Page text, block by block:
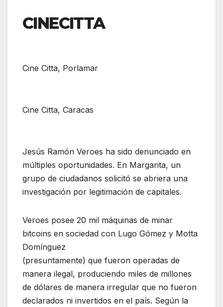
CINECITTA
Cine Citta, Porlamar
Cine Citta, Caracas
Jesús Ramón Veroes ha sido denunciado en
múltiples oportunidades. En Margarita, un
grupo de ciudadanos solicitó se abriera una
investigación por legitimación de capitales.
Veroes posee 20 mil máquinas de minar
bitcoins en sociedad con Lugo Gómez y Motta
Domínguez
(presuntamente) que fueron operadas de
manera ilegal, produciendo miles de millones
de dólares de manera irregular que no fueron
declarados ni invertidos en el país. Según la